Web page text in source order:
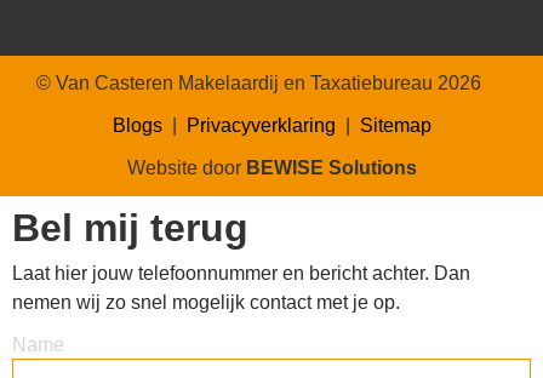
© Van Casteren Makelaardij en Taxatiebureau 2026
Blogs| Privacyverklaring Sitemap
Website door BEWISE Solutions
Bel mij terug
Laat hier jouw telefoonnummer en bericht achter. Dan
nemen wij zo snel mogelijk contact met je op.
Name